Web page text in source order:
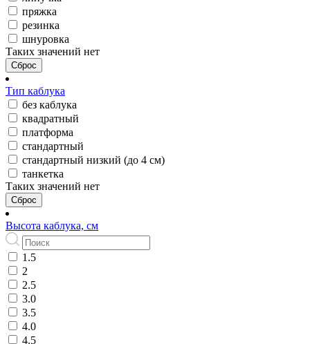
пряжка
резинка
шнуровка
Таких значений нет
Сброс
Тип каблука
без каблука
квадратный
платформа
стандартный
стандартный низкий (до 4 см)
танкетка
Таких значений нет
Сброс
Высота каблука, см
1.5
2
2.5
3.0
3.5
4.0
4.5